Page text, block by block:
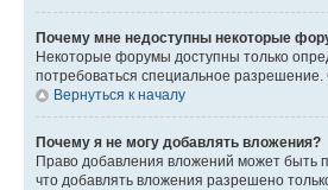
Почему мне недоступны некоторые
Некоторые форумы доступны только
потребоваться специальное
Вернуться к началу
Почему я не могу добавлять вложения?
Право добавления вложений может быть
что добавлять вложения разрешено